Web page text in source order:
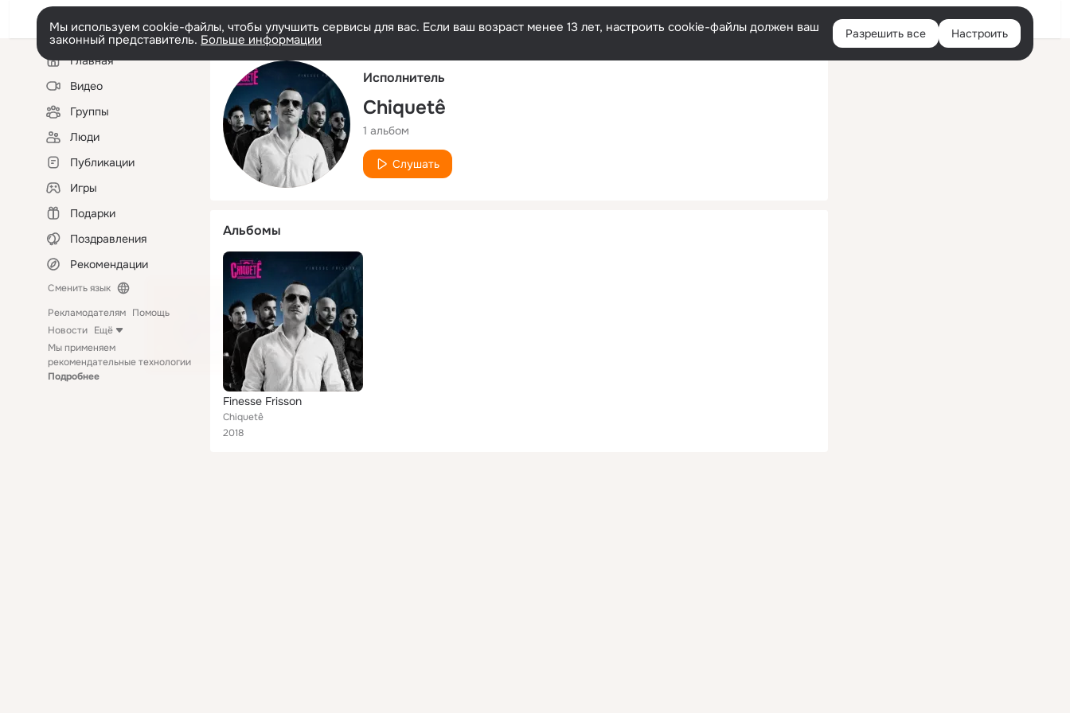
Русский Войти
Мы используем cookie-файлы, чтобы улучшить сервисы для вас. Если ваш возраст менее 13 лет, настроить cookie-файлы должен ваш
законный представитель. Больше информации Разрешить все Настроить
Левая
колонкаГлавная
Видео
Группы
Люди
Публикации
Игры
Подарки
Поздравления
Рекомендации
Сменить язык
Рекламодателям Помощь
Новости Ещё
Мы применяем
рекомендательные технологии
Подробнее
Исполнитель
Chiquetê
1 альбом
Слушать
Альбомы
Finesse Frisson
Chiquetê
2018